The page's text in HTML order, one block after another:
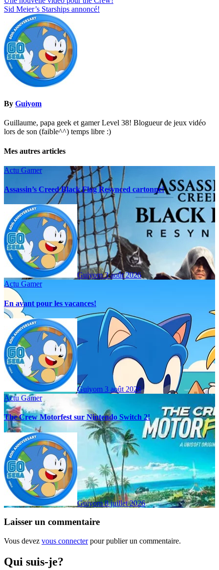
de
l’article
Sid Meier’s Starships annoncé!
By Guiyom
Guillaume, papa geek et gamer Level 38! Blogueur de jeux vidéo
lors de son (faible^^) temps libre :)
Mes autres articles
Actu Gamer
Assassin’s Creed Black Flag Resynced cartonne!
Guiyom3 août 2026
Actu Gamer
En avant pour les vacances!
Guiyom 3 août 2026
Actu Gamer
The Crew Motorfest sur Nintendo Switch 2!
Guiyom8 juillet 2026
Laisser un commentaire
Vous devez vous connecterpour publier un commentaire.
Qui suis-je?